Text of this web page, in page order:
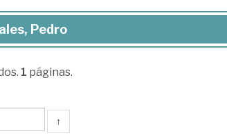
Pedro
1 páginas.
↑